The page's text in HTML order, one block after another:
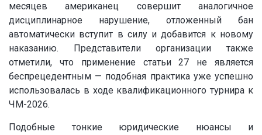
месяцев американец совершит аналогичное
дисциплинарное нарушение, отложенный бан
автоматически вступит в силу и добавится к новому
наказанию. Представители организации также
отметили, что применение статьи 27 не является
беспрецедентным — подобная практика уже успешно
использовалась в ходе квалификационного турнира к
ЧМ-2026.
Подобные тонкие юридические нюансы и